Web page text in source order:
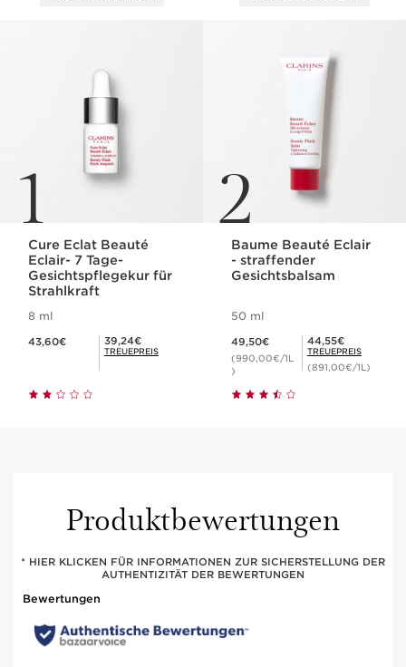
1
Cure Eclat Beauté
Eclair- 7 Tage-
Gesichtspflegekur für
Strahlkraft
8 ml
43,60€ Mitgliederpreis 39,24€
39,24€
TREUEPREIS
2
Baume Beauté Eclair
- straffender
Gesichtsbalsam
50 ml
49,50€
(990,00€/1L
)
Mitgliederpreis 44,55€
44,55€
TREUEPREIS
(891,00€/1L)
Produktbewertungen
* HIER KLICKEN FÜR INFORMATIONEN ZUR SICHERSTELLUNG DER
AUTHENTIZITÄT DER BEWERTUNGEN